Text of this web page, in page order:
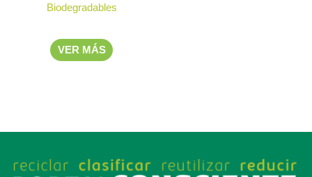
Biodegradables
VER MÁS